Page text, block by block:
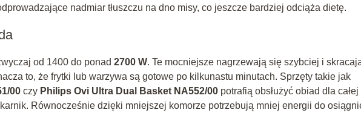
nadmiar tłuszczu na dno misy, co jeszcze bardziej odciąża dietę.
od 1400 do ponad 2700 W. Te mocniejsze nagrzewają się szybciej i
to, że frytki lub warzywa są gotowe po kilkunastu minutach. Sprzęty takie jak
00 czy Philips Ovi Ultra Dual Basket NA552/00 potrafią obsłużyć obiad dla całej
Równocześnie dzięki mniejszej komorze potrzebują mniej energii do